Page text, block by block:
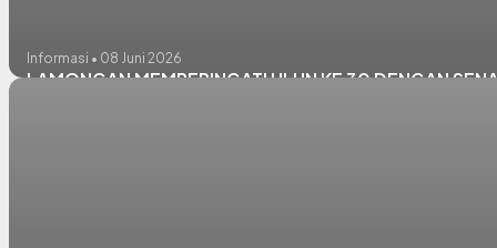
Informasi • 08 Juni 2026
LAMONGAN MEMPERINGATI HLUN KE 30 DENGAN